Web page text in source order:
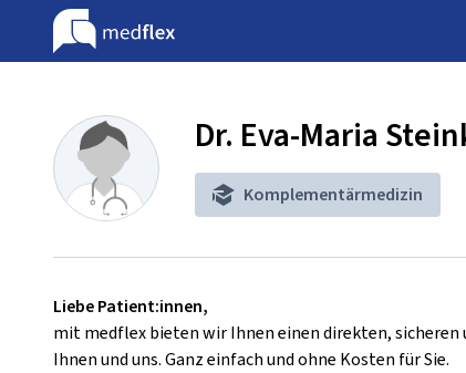
Dr. Eva-Maria
Komplementärmedizin
Liebe Patient:innen,
mit medflex bieten wir Ihnen einen direkten,
Ihnen und uns. Ganz einfach und ohne Kosten für Sie.